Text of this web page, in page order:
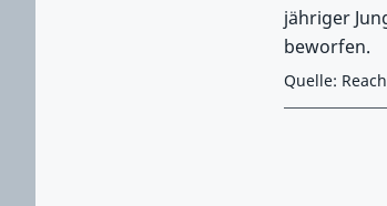
jähriger
beworfen.
Quelle: